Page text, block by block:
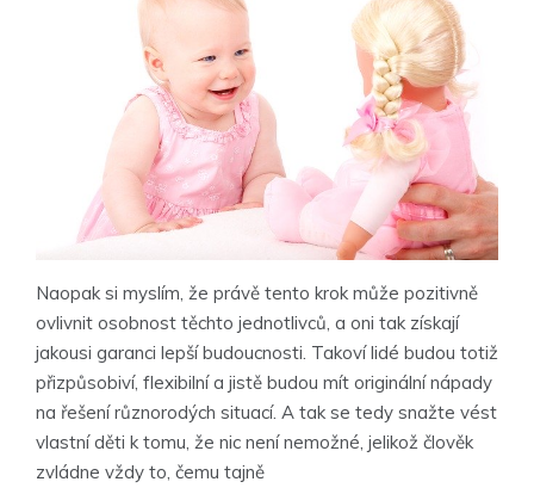
Naopak si myslím, že právě tento krok může pozitivně
ovlivnit osobnost těchto jednotlivců, a oni tak získají
jakousi garanci lepší budoucnosti. Takoví lidé budou totiž
přizpůsobiví, flexibilní a jistě budou mít originální nápady
na řešení různorodých situací. A tak se tedy snažte vést
vlastní děti k tomu, že nic není nemožné, jelikož člověk
zvládne vždy to, čemu tajně